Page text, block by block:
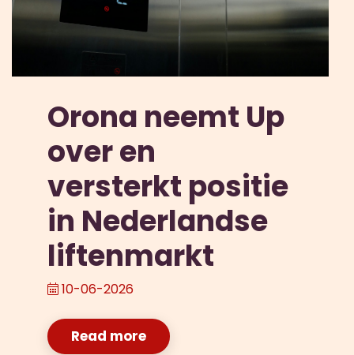
Orona neemt Up
over en
versterkt positie
in Nederlandse
liftenmarkt
10-06-2026
Read more